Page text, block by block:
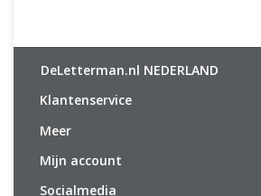
DeLetterman.nl NEDERLAND
Klantenservice
Meer
Mijn account
Socialmedia